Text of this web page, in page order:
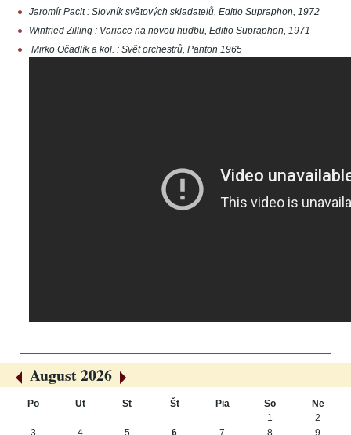
Jaromír Paclt : Slovník světových skladatelů, Editio Supraphon, 1972
Winfried Zilling : Variace na novou hudbu, Editio Supraphon, 1971
Mirko Očadlík a kol. : Svět orchestrů, Panton 1965
«
August 2026
»
Po Ut St Št Pia So
Ne
1
2